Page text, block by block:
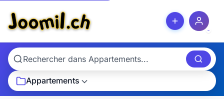
Appartements